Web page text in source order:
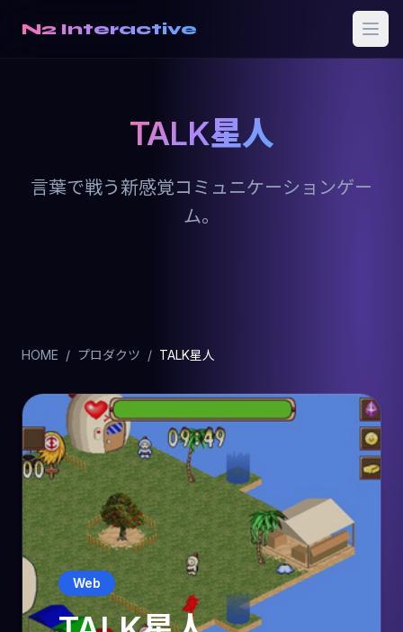
N2 Interactive
TALK星人
言葉で戦う新感覚コミュニケーションゲー
ム。
HOME / プロダクツ / TALK星人
Web